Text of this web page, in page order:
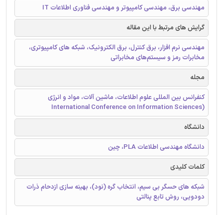
مهندسی برق، مهندسی کامپیوتر و مهندسی فناوری اطلاعات IT
گرایش های مرتبط با این مقاله
مهندسی نرم افزار، برق کنترل، برق الکترونیک، شبکه های کامپیوتری،
مخابرات رمز و سیستم‌های مخابراتی
مجله
کنفرانس بین المللی علوم اطلاعات، ماشین آلات، مواد و انرژی
(International Conference on Information Sciences
دانشگاه
دانشگاه مهندسی اطلاعات PLA، چین
کلمات کلیدی
شبکه های حسگر بی سیم، انتخاب گره (نود)، بهینه سازی ازدحام ذرات
دودویی، روش تابع پنالتی